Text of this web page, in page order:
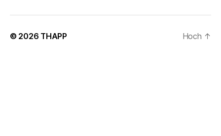
© 2026 THAPP Hoch ↑